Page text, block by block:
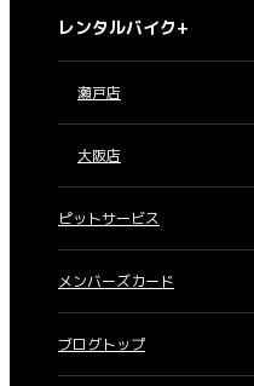
レンタルバイク+
瀬戸店
大阪店
ピットサービス
メンバーズカード
ブログトップ